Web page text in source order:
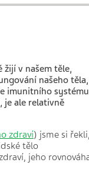
žijí v našem těle,
našeho těla,
imunitního systé
je ale relativně
zdraví) jsme si řekli,
tělo
jeho